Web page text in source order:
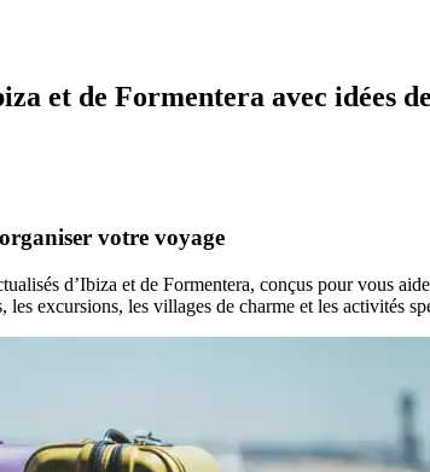
et de Formentera avec idées
votre voyage
d’Ibiza et de Formentera, conçus pour vous
les excursions, les villages de charme et les activités